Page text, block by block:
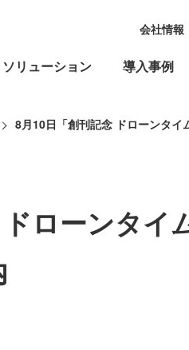
ソリューション 導入事例
会社情報
8月10日「創刊記念 ドローンタ
ローンタイ